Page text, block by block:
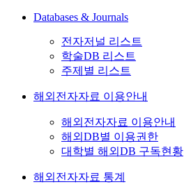
Databases & Journals
전자저널 리스트
학술DB 리스트
주제별 리스트
해외전자자료 이용안내
해외전자자료 이용안내
해외DB별 이용권한
대학별 해외DB 구독현황
해외전자자료 통계